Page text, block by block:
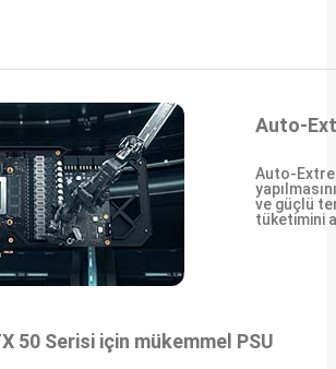
Auto-
Auto-
ve güçlü
tüketimini
50 Serisi için mükemmel PSU